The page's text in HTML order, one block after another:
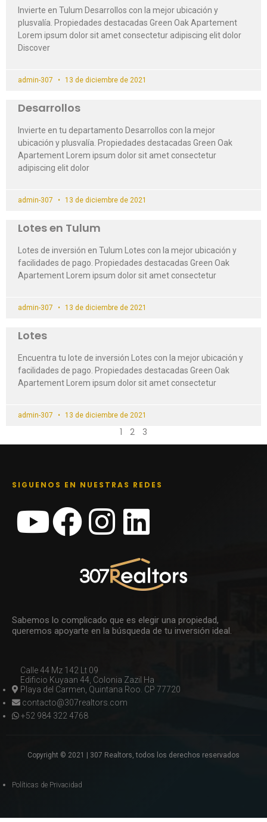
Invierte en Tulum Desarrollos con la mejor ubicación y
plusvalía. Propiedades destacadas Green Oak Apartement
Lorem ipsum dolor sit amet consectetur adipiscing elit dolor
Discover
admin-307 13 de diciembre de 2021
Desarrollos
Invierte en tu departamento Desarrollos con la mejor
ubicación y plusvalía. Propiedades destacadas Green Oak
Apartement Lorem ipsum dolor sit amet consectetur
adipiscing elit dolor
admin-307 13 de diciembre de 2021
Lotes en Tulum
Lotes de inversión en Tulum Lotes con la mejor ubicación y
facilidades de pago. Propiedades destacadas Green Oak
Apartement Lorem ipsum dolor sit amet consectetur
admin-307 13 de diciembre de 2021
Lotes
Encuentra tu lote de inversión Lotes con la mejor ubicación y
facilidades de pago. Propiedades destacadas Green Oak
Apartement Lorem ipsum dolor sit amet consectetur
admin-307 13 de diciembre de 2021
1 2 3
SIGUENOS EN NUESTRAS REDES
Sabemos lo complicado que es elegir una propiedad,
queremos apoyarte en la búsqueda de tu inversión ideal.
Calle 44 Mz 142 Lt 09
Edificio Kuyaan 44, Colonia Zazil Ha
Playa del Carmen, Quintana Roo. CP 77720
contacto@307realtors.com
+52 984 322 4768
Copyright © 2021 | 307 Realtors, todos los derechos reservados
Políticas de Privacidad